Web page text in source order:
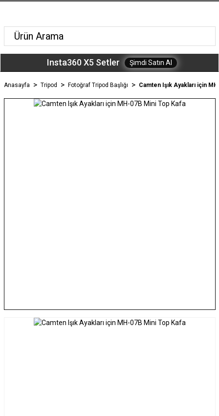
Insta360 X5 Setler Şimdi Satın Al
Anasayfa Tripod Fotoğraf Tripod Başlığı Camten Işık Ayakları için